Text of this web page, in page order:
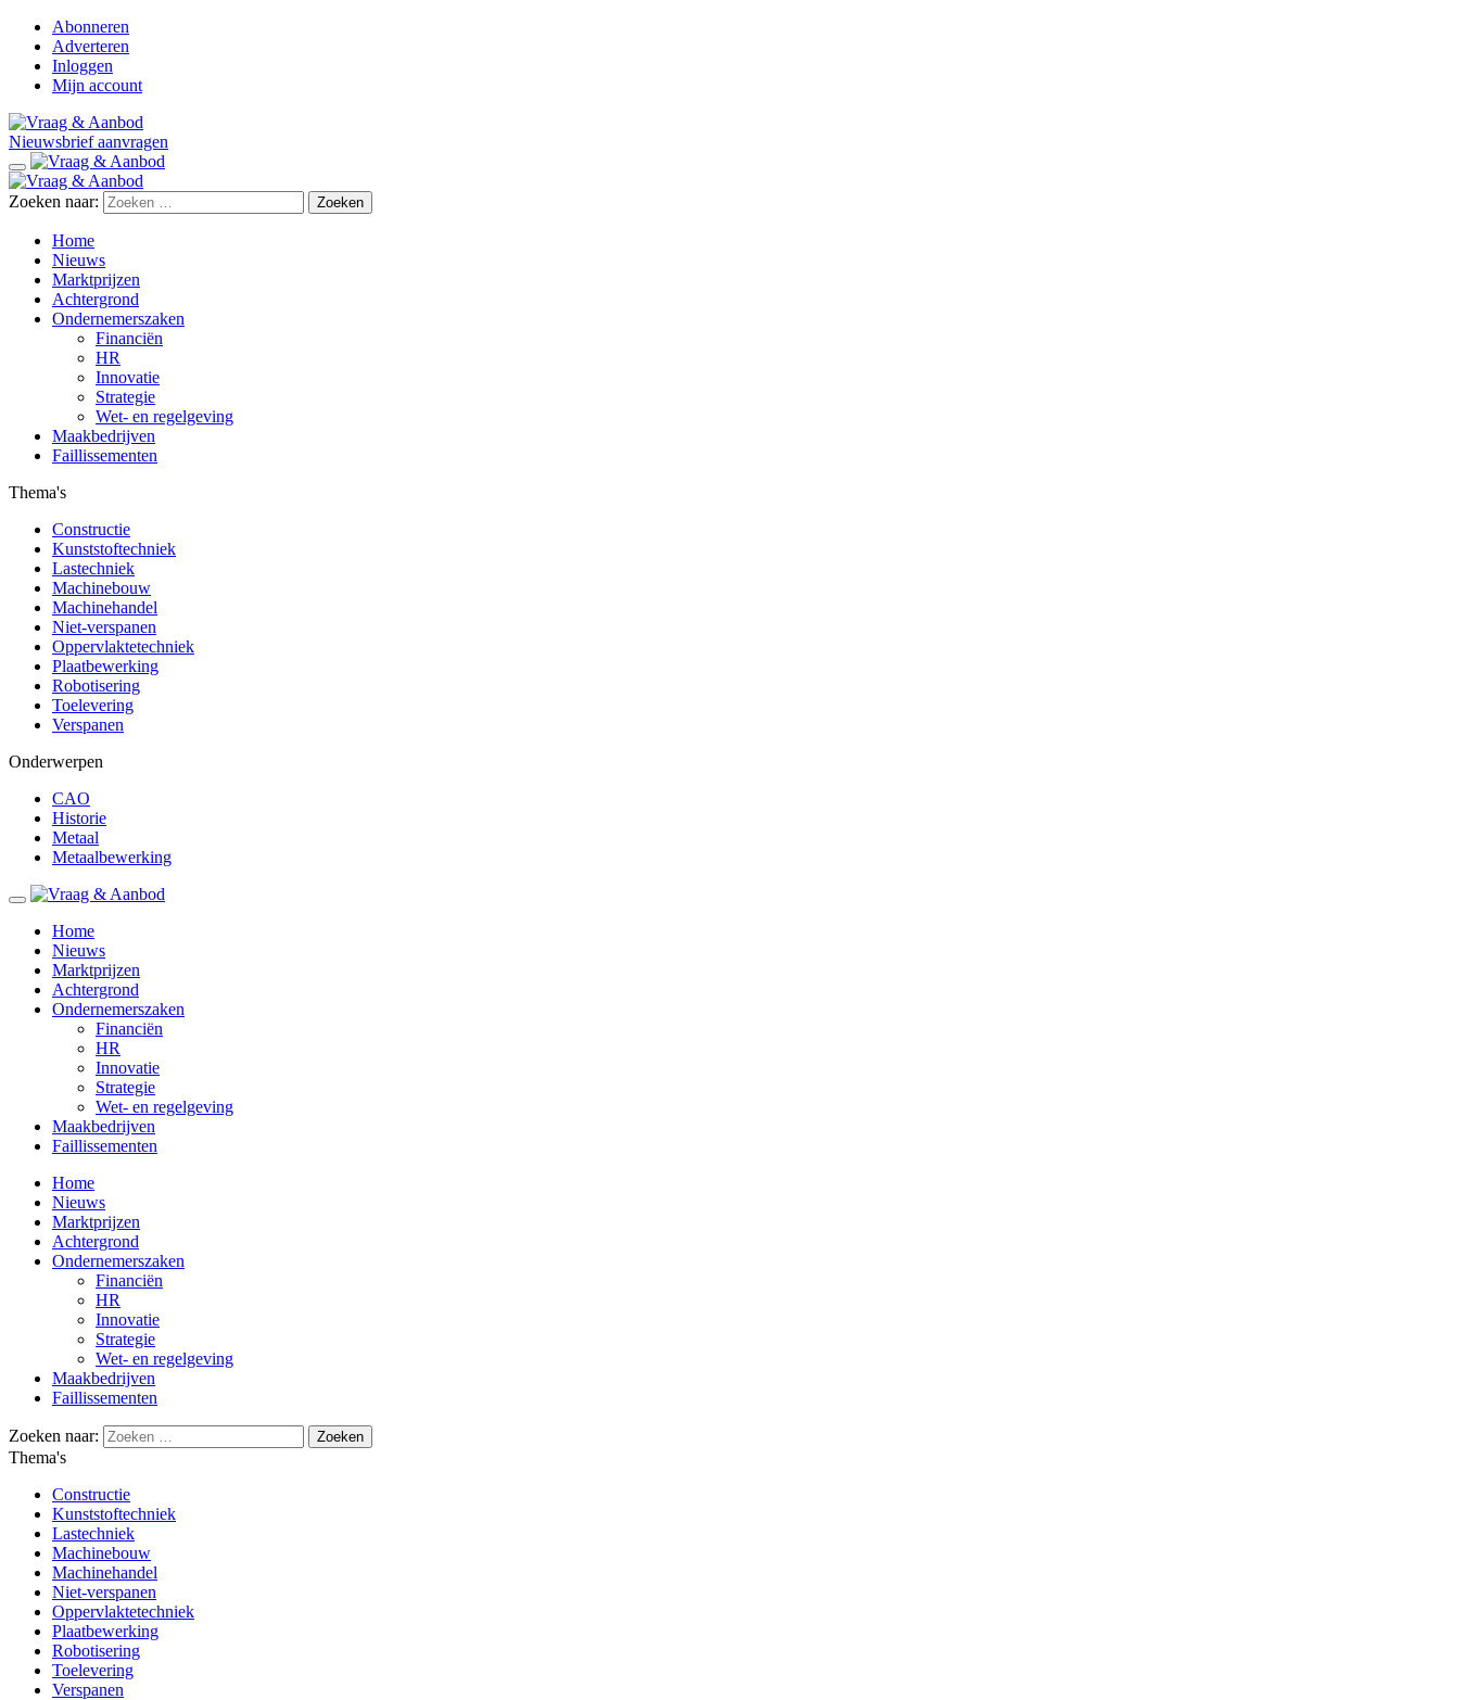
Abonneren
Adverteren
Inloggen
Mijn account
Nieuwsbrief aanvragen
Zoeken naar:
Home
Nieuws
Marktprijzen
Achtergrond
Ondernemerszaken
Financiën
HR
Innovatie
Strategie
Wet- en regelgeving
Maakbedrijven
Faillissementen
Thema's
Constructie
Kunststoftechniek
Lastechniek
Machinebouw
Machinehandel
Niet-verspanen
Oppervlaktetechniek
Plaatbewerking
Robotisering
Toelevering
Verspanen
Onderwerpen
CAO
Historie
Metaal
Metaalbewerking
Home
Nieuws
Marktprijzen
Achtergrond
Ondernemerszaken
Financiën
HR
Innovatie
Strategie
Wet- en regelgeving
Maakbedrijven
Faillissementen
Home
Nieuws
Marktprijzen
Achtergrond
Ondernemerszaken
Financiën
HR
Innovatie
Strategie
Wet- en regelgeving
Maakbedrijven
Faillissementen
Zoeken naar:
Thema's
Constructie
Kunststoftechniek
Lastechniek
Machinebouw
Machinehandel
Niet-verspanen
Oppervlaktetechniek
Plaatbewerking
Robotisering
Toelevering
Verspanen